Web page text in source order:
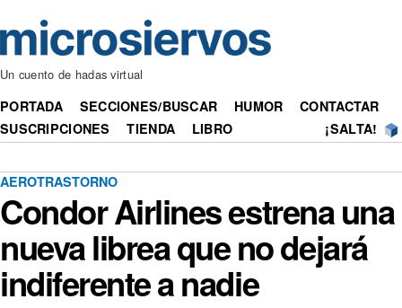
Un cuento de hadas virtual
PORTADA SECCIONES/BUSCAR HUMOR
CONTACTAR
SUSCRIPCIONES
TIENDA LIBRO ¡SALTA!
AEROTRASTORNO
Condor Airlines estrena una
nueva librea que no dejará
indiferente a nadie